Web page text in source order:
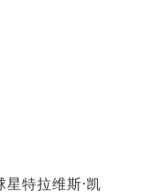
特拉维斯·凯